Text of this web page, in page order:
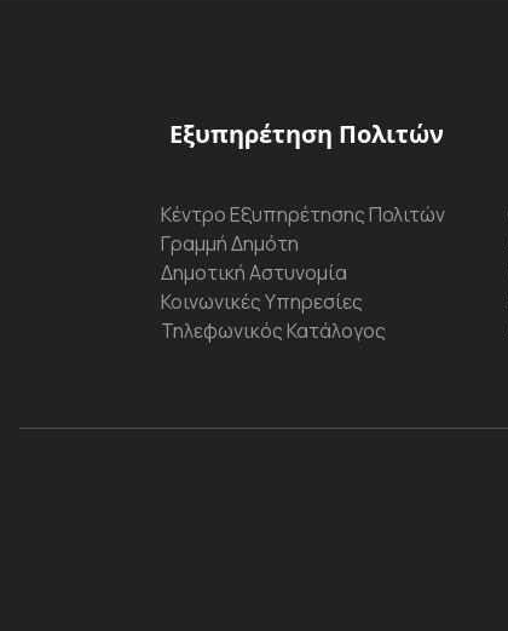
Εξυπηρέτηση Πολιτών
Κέντρο Εξυπηρέτησης Πολιτών
Γραμμή Δημότη
Δημοτική Αστυνομία
Κοινωνικές Υπηρεσίες
Τηλεφωνικός Κατάλογος